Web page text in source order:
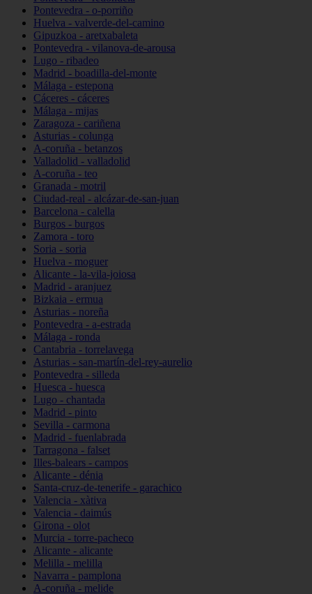
Pontevedra - o-porriño
Huelva - valverde-del-camino
Gipuzkoa - aretxabaleta
Pontevedra - vilanova-de-arousa
Lugo - ribadeo
Madrid - boadilla-del-monte
Málaga - estepona
Cáceres - cáceres
Málaga - mijas
Zaragoza - cariñena
Asturias - colunga
A-coruña - betanzos
Valladolid - valladolid
A-coruña - teo
Granada - motril
Ciudad-real - alcázar-de-san-juan
Barcelona - calella
Burgos - burgos
Zamora - toro
Soria - soria
Huelva - moguer
Alicante - la-vila-joiosa
Madrid - aranjuez
Bizkaia - ermua
Asturias - noreña
Pontevedra - a-estrada
Málaga - ronda
Cantabria - torrelavega
Asturias - san-martín-del-rey-aurelio
Pontevedra - silleda
Huesca - huesca
Lugo - chantada
Madrid - pinto
Sevilla - carmona
Madrid - fuenlabrada
Tarragona - falset
Illes-balears - campos
Alicante - dénia
Santa-cruz-de-tenerife - garachico
Valencia - xàtiva
Valencia - daimús
Girona - olot
Murcia - torre-pacheco
Alicante - alicante
Melilla - melilla
Navarra - pamplona
A-coruña - melide